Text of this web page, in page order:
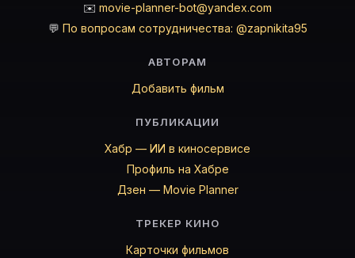
✉️ movie-planner-bot@yandex.com
💬 По вопросам сотрудничества: @zapnikita95
АВТОРАМ
Добавить фильм
ПУБЛИКАЦИИ
Хабр — ИИ в киносервисе
Профиль на Хабре
Дзен — Movie Planner
ТРЕКЕР КИНО
Карточки фильмов